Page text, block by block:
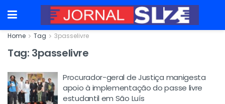
Home Tag 3passelivre
Tag: 3passelivre
Procurador-geral de Justiça manigesta
apoio à implementação do passe livre
estudantil em São Luís